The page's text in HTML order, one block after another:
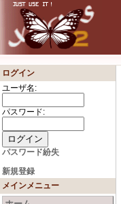
ログイン
ユーザ名:
パスワード:
パスワード紛失
新規登録
メインメニュー